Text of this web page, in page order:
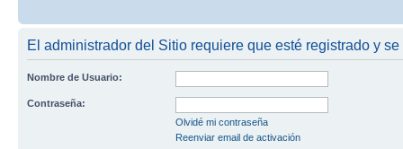
El administrador del Sitio requiere que esté registrado y
Nombre de Usuario:
Contraseña:
Olvidé mi contraseña
Reenviar email de activación